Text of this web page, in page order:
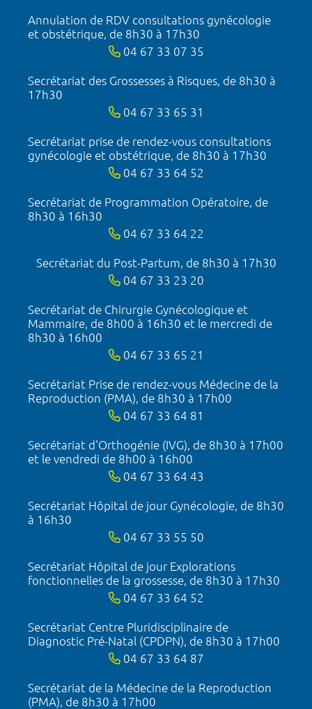
Annulation de RDV consultations gynécologie
et obstétrique, de 8h30 à 17h30
04 67 33 07 35
Secrétariat des Grossesses à Risques, de 8h30 à
17h30
04 67 33 65 31
Secrétariat prise de rendez-vous consultations
gynécologie et obstétrique, de 8h30 à 17h30
04 67 33 64 52
Secrétariat de Programmation Opératoire, de
8h30 à 16h30
04 67 33 64 22
Secrétariat du Post-Partum, de 8h30 à 17h30
04 67 33 23 20
Secrétariat de Chirurgie Gynécologique et
Mammaire, de 8h00 à 16h30 et le mercredi de
8h30 à 16h00
04 67 33 65 21
Secrétariat Prise de rendez-vous Médecine de la
Reproduction (PMA), de 8h30 à 17h00
04 67 33 64 81
Secrétariat d'Orthogénie (IVG), de 8h30 à 17h00
et le vendredi de 8h00 à 16h00
04 67 33 64 43
Secrétariat Hôpital de jour Gynécologie, de 8h30
à 16h30
04 67 33 55 50
Secrétariat Hôpital de jour Explorations
fonctionnelles de la grossesse, de 8h30 à 17h30
04 67 33 64 52
Secrétariat Centre Pluridisciplinaire de
Diagnostic Pré-Natal (CPDPN), de 8h30 à 17h00
04 67 33 64 87
Secrétariat de la Médecine de la Reproduction
(PMA), de 8h30 à 17h00